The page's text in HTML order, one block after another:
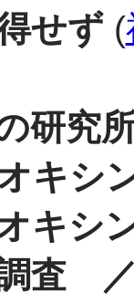
せず (
研究
キシ
キシ
査